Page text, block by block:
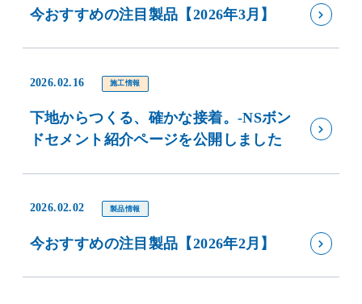
今おすすめの注目製品【2026年3月】
2026.02.16 施工情報
下地からつくる、確かな接着。-NSボン
ドセメント紹介ページを公開しました
2026.02.02 製品情報
今おすすめの注目製品【2026年2月】